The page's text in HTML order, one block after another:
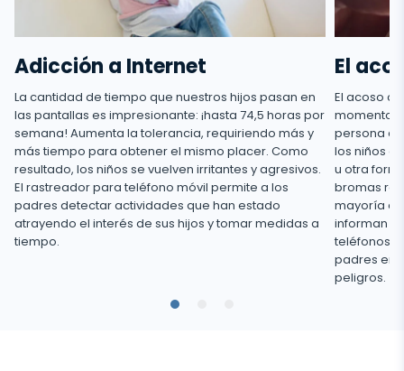
Adicción a Internet
La cantidad de tiempo que nuestros hijos pasan en
las pantallas es impresionante: ¡hasta 74,5 horas por
semana! Aumenta la tolerancia, requiriendo más y
más tiempo para obtener el mismo placer. Como
resultado, los niños se vuelven irritantes y agresivos.
El rastreador para teléfono móvil permite a los
padres detectar actividades que han estado
atrayendo el interés de sus hijos y tomar medidas a
tiempo.
El
El acoso
momento,
persona
los niños
u otra
bromas
mayoría
informan
teléfonos
padres en
peligros.